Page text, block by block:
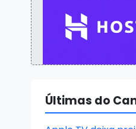
Últimas do